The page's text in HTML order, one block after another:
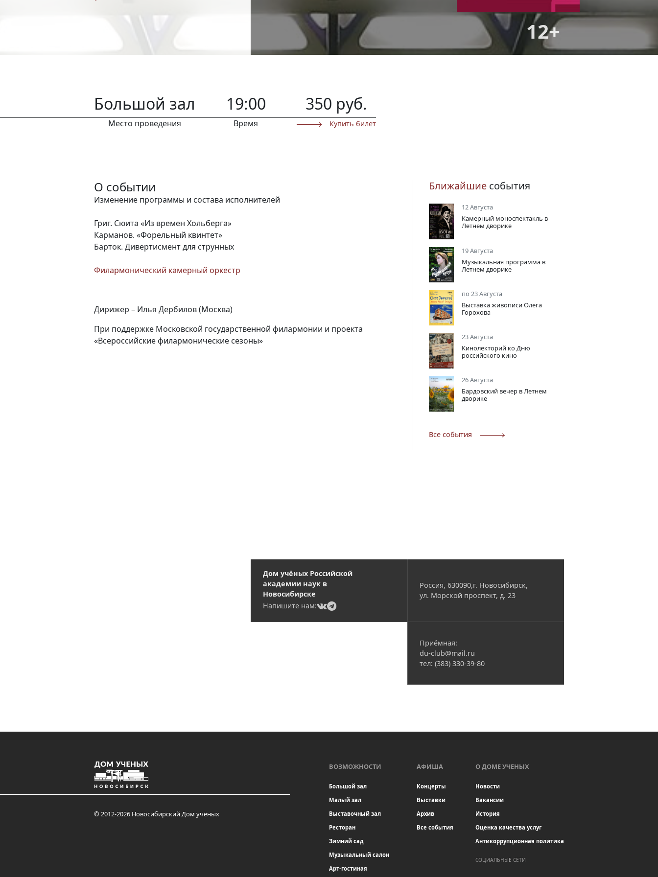
Наука
12+
Большой зал
Место проведения
19:00
Время
350 руб.
Купить билет
О событии
Изменение программы и состава исполнителей
Григ. Сюита «Из времен Хольберга»
Карманов. «Форельный квинтет»
Барток. Дивертисмент для струнных
Филармонический камерный оркестр
Дирижер – Илья Дербилов (Москва)
При поддержке Московской государственной филармонии и проекта
«Всероссийские филармонические сезоны»
Ближайшие события
12 Августа
Камерный моноспектакль в
Летнем дворике
19 Августа
Музыкальная программа в
Летнем дворике
по 23 Августа
Выставка живописи Олега
Горохова
23 Августа
Кинолекторий ко Дню
российского кино
26 Августа
Бардовский вечер в Летнем
дворике
Все события
Дом учёных Российской
академии наук в
Новосибирске
Напишите нам:
(current)
(current)
Россия, 630090,г. Новосибирск,
ул. Морской проспект, д. 23
Приёмная:
du-club@mail.ru
тел: (383) 330-39-80
© 2012-2026 Новосибирский Дом учёных
ВОЗМОЖНОСТИ
Большой зал
Малый зал
Выставочный зал
Ресторан
Зимний сад
Музыкальный салон
Арт-гостиная
АФИША
Концерты
Выставки
Архив
Все события
О ДОМЕ УЧЕНЫХ
Новости
Вакансии
История
Оценка качества услуг
Антикоррупционная политика
СОЦИАЛЬНЫЕ СЕТИ